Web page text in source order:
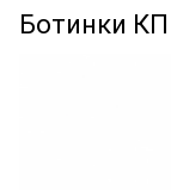
Ботинки